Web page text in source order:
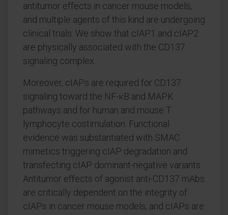
antitumor effects in cancer mouse models,
and multiple agents of this kind are undergoing
clinical trials. We show that cIAP1 and cIAP2
are physically associated with the CD137
signaling complex.
Moreover, cIAPs are required for CD137
signaling toward the NF-κB and MAPK
pathways and for human and mouse T
lymphocyte costimulation. Functional
evidence was substantiated with SMAC
mimetics triggering cIAP degradation and
transfecting cIAP dominant-negative variants.
Antitumor effects of agonist anti-CD137 mAbs
are critically dependent on the integrity of
cIAPs in cancer mouse models, and cIAPs are